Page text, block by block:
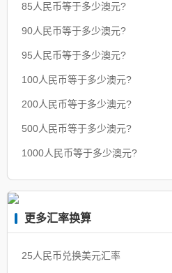
85人民币等于多少澳元?
90人民币等于多少澳元?
95人民币等于多少澳元?
100人民币等于多少澳元?
200人民币等于多少澳元?
500人民币等于多少澳元?
1000人民币等于多少澳元?
更多汇率换算
25人民币兑换美元汇率